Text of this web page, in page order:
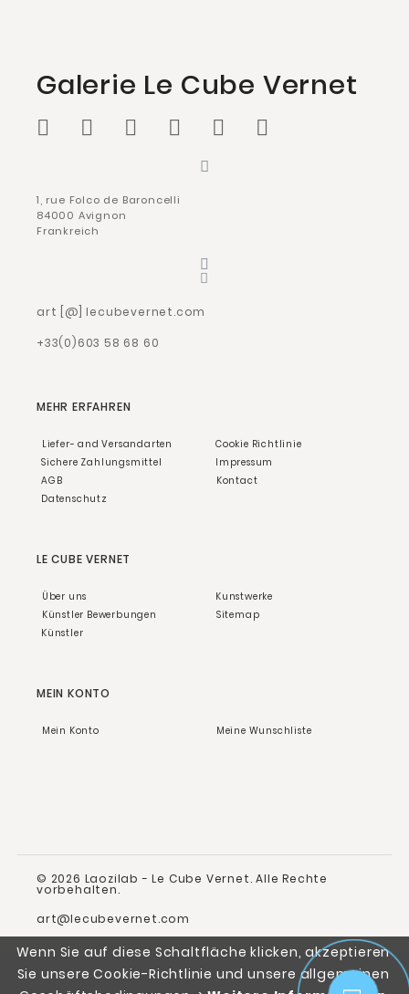
Wenn Sie auf diese Schaltfläche klicken, akzeptieren
Sie unsere Cookie-Richtlinie und unsere allgemeinen
Galerie Le Cube Vernet
1, rue Folco de Baroncelli
84000 Avignon
Frankreich
art [@] lecubevernet.com
+33(0)603 58 68 60
MEHR ERFAHREN
Liefer- and Versandarten
Sichere Zahlungsmittel
AGB
Datenschutz
Cookie Richtlinie
Impressum
Kontact
LE CUBE VERNET
Über uns
Künstler Bewerbungen
Künstler
Kunstwerke
Sitemap
MEIN KONTO
Mein Konto Meine Wunschliste
© 2026 Laozilab - Le Cube Vernet.Alle Rechte
vorbehalten.
art@lecubevernet.com